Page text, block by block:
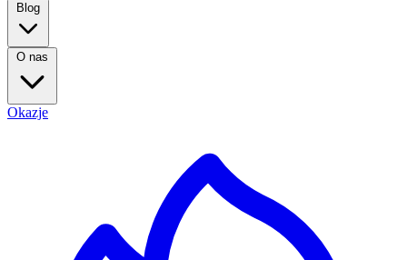
Blog
O nas
Okazje